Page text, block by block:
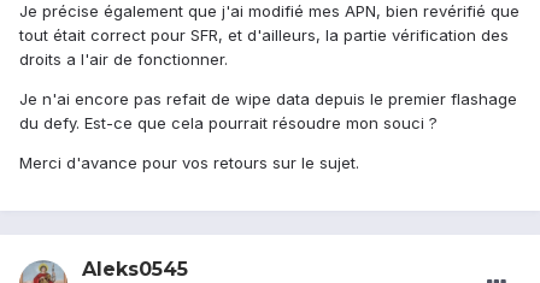
Je précise également que j'ai modifié mes APN, bien revérifié que
tout était correct pour SFR, et d'ailleurs, la partie vérification des
droits a l'air de fonctionner.
Je n'ai encore pas refait de wipe data depuis le premier flashage
du defy. Est-ce que cela pourrait résoudre mon souci ?
Merci d'avance pour vos retours sur le sujet.
Aleks0545